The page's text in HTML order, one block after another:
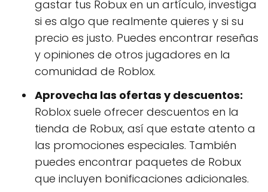
gastar tus Robux en un artículo, investiga
si es algo que realmente quieres y si su
precio es justo. Puedes encontrar reseñas
y opiniones de otros jugadores en la
comunidad de Roblox.
Aprovecha las ofertas y descuentos:
Roblox suele ofrecer descuentos en la
tienda de Robux, así que estate atento a
las promociones especiales. También
puedes encontrar paquetes de Robux
que incluyen bonificaciones adicionales.